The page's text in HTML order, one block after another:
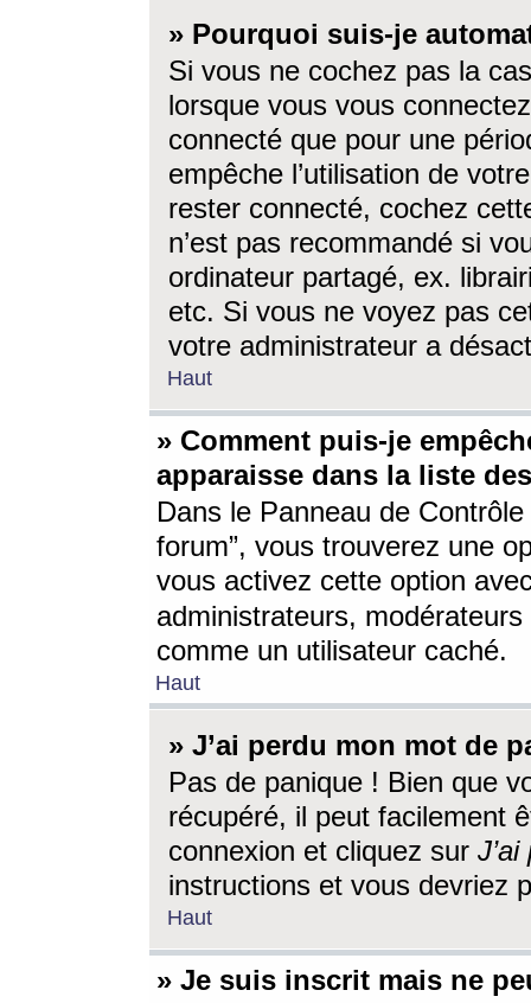
» Pourquoi suis-je
Si vous ne cochez pas la
lorsque vous vous
connecté que pour une
empêche l’utilisation de
rester connecté, cochez
n’est pas recommandé si
ordinateur partagé, ex.
etc. Si vous ne voyez pas
votre administrateur a
Haut
» Comment puis-je
apparaisse dans la liste
Dans le Panneau de
forum”, vous trouverez une
vous activez cette option
administrateurs,
comme un utilisateur caché.
Haut
» J’ai perdu mon mot de
Pas de panique ! Bien que
récupéré, il peut facilement
connexion et cliquez sur
instructions et vous devriez
Haut
» Je suis inscrit mais ne